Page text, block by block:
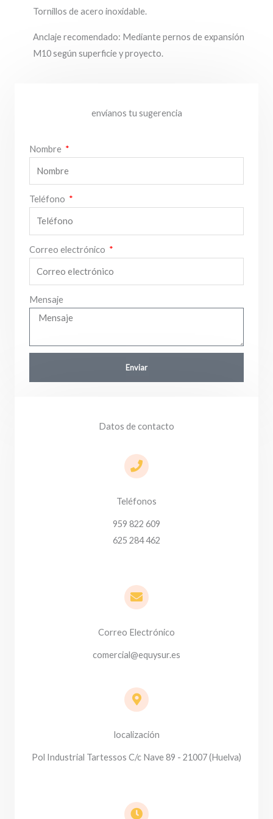
Tornillos de acero inoxidable.
Anclaje recomendado: Mediante pernos de expansión
M10 según superficie y proyecto.
envíanos tu sugerencia
Nombre
Teléfono
Correo electrónico
Mensaje
Enviar
Datos de contacto
Teléfonos
959 822 609
625 284 462
Correo Electrónico
comercial@equysur.es
localización
Pol Industrial Tartessos C/c Nave 89 - 21007 (Huelva)